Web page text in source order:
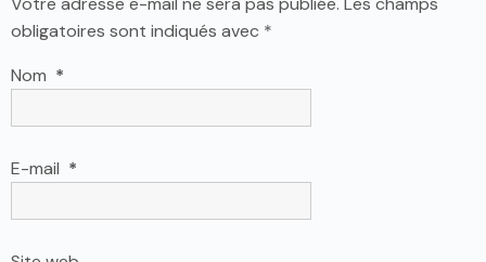
obligatoires sont indiqués avec *
Nom *
E-mail *